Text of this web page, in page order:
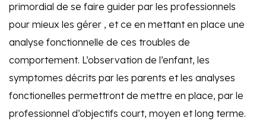
primordial de se faire guider par les professionnels
pour mieux les gérer , et ce en mettant en place une
analyse fonctionnelle de ces troubles de
comportement. L’observation de l’enfant, les
symptomes décrits par les parents et les analyses
fonctionelles permettront de mettre en place, par le
professionnel d’objectifs court, moyen et long terme.